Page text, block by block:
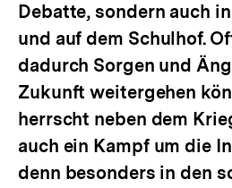
Debatte, sondern auch
und auf dem Schulhof.
dadurch Sorgen und
Zukunft weitergehen
herrscht neben dem
auch ein Kampf um die
denn besonders in den